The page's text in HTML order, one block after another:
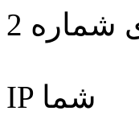
2
IP شما